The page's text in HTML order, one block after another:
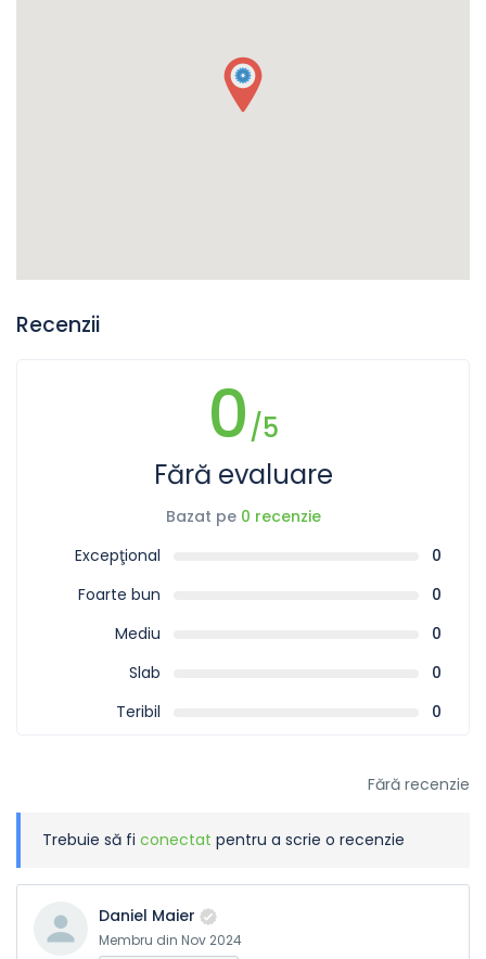
Recenzii
0/5
Fără evaluare
Bazat pe 0 recenzie
Excepţional
0
Foarte bun
0
Mediu
0
Slab
0
Teribil
0
Fără recenzie
Trebuie să fi conectat pentru a scrie o recenzie
Daniel Maier
Membru din Nov 2024